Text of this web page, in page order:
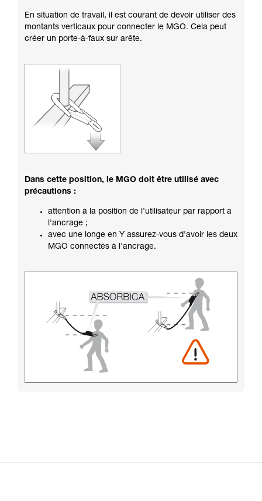
En situation de travail, il est courant de devoir utiliser des
montants verticaux pour connecter le MGO. Cela peut
créer un porte-à-faux sur arête.
Dans cette position, le MGO doit être utilisé avec
précautions :
attention à la position de l'utilisateur par rapport à
l'ancrage ;
avec une longe en Y assurez-vous d'avoir les deux
MGO connectés à l'ancrage.